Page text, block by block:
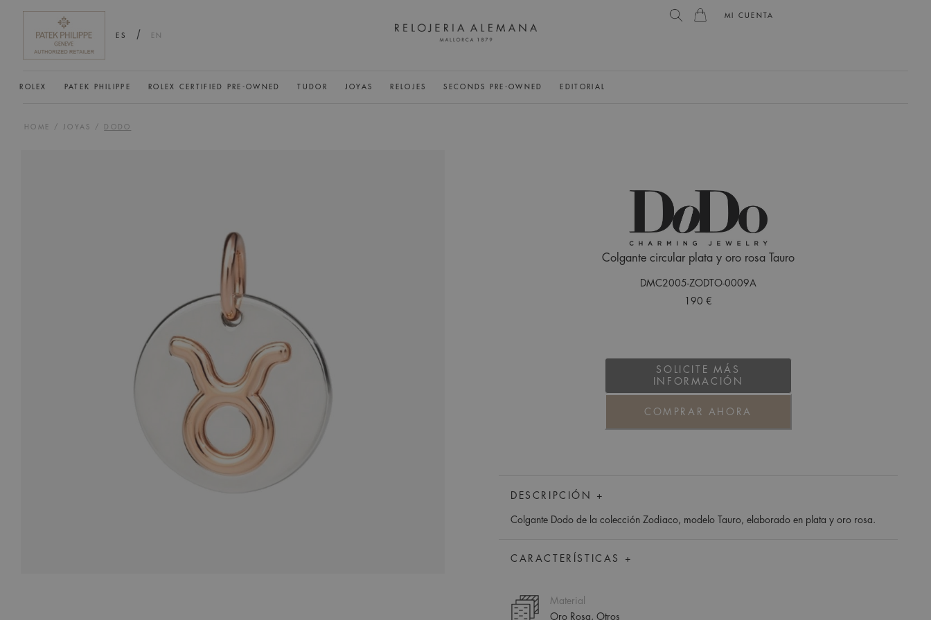
MI CUENTA
ES / EN
ROLEX PATEK PHILIPPE ROLEX CERTIFIED PRE-OWNED TUDOR JOYAS RELOJES SECONDS PRE-OWNED EDITORIAL
HOME / JOYAS / DODO
Colgante circular plata y oro rosa Tauro
DMC2005-ZODTO-0009A
190 €
SOLICITE MÁS
INFORMACIÓN
COMPRAR AHORA
DESCRIPCIÓN +
Colgante Dodo de la colección Zodiaco, modelo Tauro, elaborado en plata y oro rosa.
CARACTERÍSTICAS +
Material
Oro Rosa, Otros